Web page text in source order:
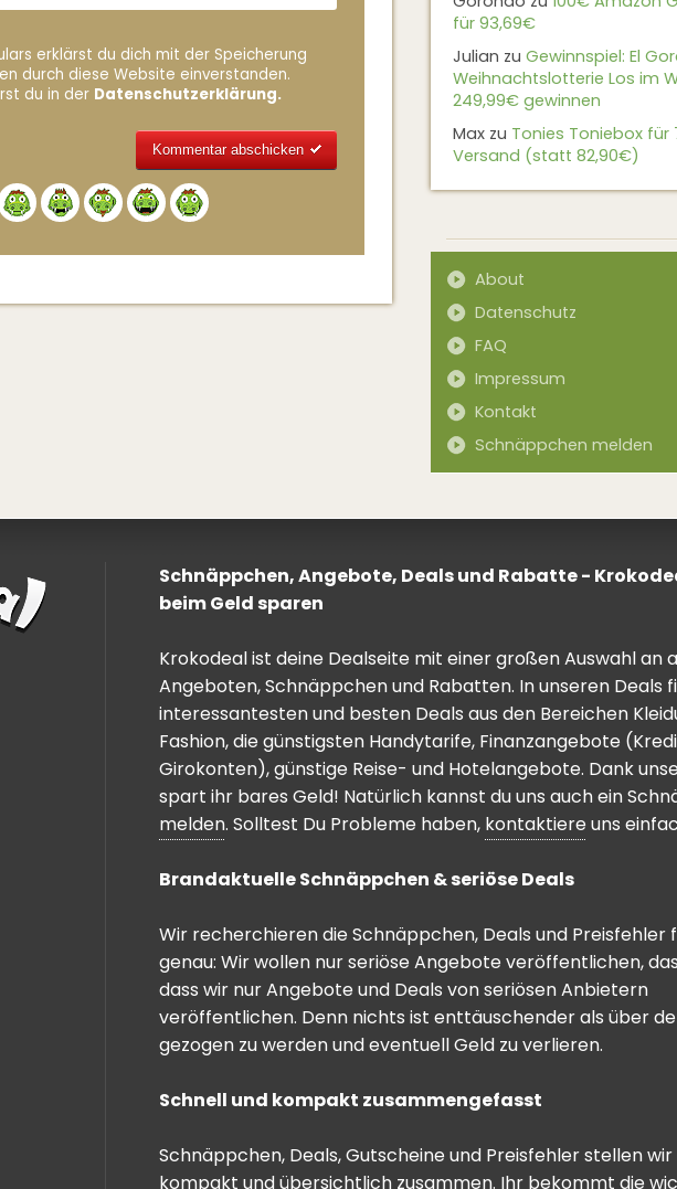
erklärst du dich mit der Speicherung
durch diese Website einverstanden.
du in der Datenschutzerklärung.
für 93,69€
Julian zu Gewinnspiel: El
Weihnachtslotterie Los im
249,99€ gewinnen
Max zu Tonies Toniebox für
Versand (statt 82,90€)
About
Datenschutz
FAQ
Impressum
Kontakt
Schnäppchen melden
Schnäppchen, Angebote, Deals und Rabatte -
beim Geld sparen
Krokodeal ist deine Dealseite mit einer großen Auswahl an
Angeboten, Schnäppchen und Rabatten. In unseren Deals
interessantesten und besten Deals aus den Bereichen
Fashion, die günstigsten Handytarife, Finanzangebote
Girokonten), günstige Reise- und Hotelangebote. Dank
spart ihr bares Geld! Natürlich kannst du uns auch ein
melden. Solltest Du Probleme haben, kontaktiere uns
Brandaktuelle Schnäppchen & seriöse Deals
Wir recherchieren die Schnäppchen, Deals und Preisfehler
genau: Wir wollen nur seriöse Angebote veröffentlichen,
dass wir nur Angebote und Deals von seriösen Anbietern
veröffentlichen. Denn nichts ist enttäuschender als über
gezogen zu werden und eventuell Geld zu verlieren.
Schnell und kompakt zusammengefasst
Schnäppchen, Deals, Gutscheine und Preisfehler stellen
kompakt und übersichtlich zusammen. Ihr bekommt die